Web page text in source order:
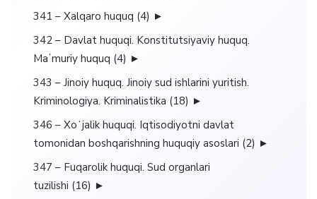
341 – Xalqaro huquq (4) ►
342 – Davlat huquqi. Konstitutsiyaviy huquq.
Maʼmuriy huquq (4) ►
343 – Jinoiy huquq. Jinoiy sud ishlarini yuritish.
Kriminologiya. Kriminalistika (18) ►
346 – Xoʻjalik huquqi. Iqtisodiyotni davlat
tomonidan boshqarishning huquqiy asoslari (2) ►
347 – Fuqarolik huquqi. Sud organlari
tuzilishi (16) ►